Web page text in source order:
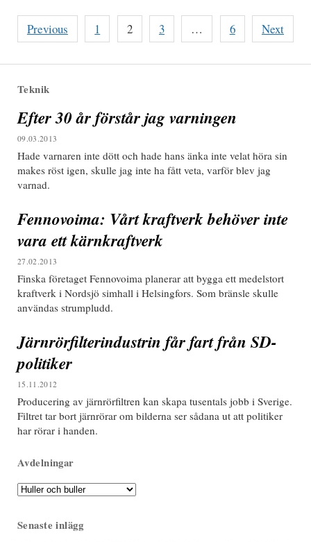
Teknik
Efter 30 år förstår jag varningen
09.03.2013
Hade varnaren inte dött och hade hans änka inte velat höra sin
makes röst igen, skulle jag inte ha fått veta, varför blev jag
varnad.
Fennovoima: Vårt kraftverk behöver inte
vara ett kärnkraftverk
27.02.2013
Finska företaget Fennovoima planerar att bygga ett medelstort
kraftverk i Nordsjö simhall i Helsingfors. Som bränsle skulle
användas strumpludd.
Järnrörfilterindustrin får fart från SD-
politiker
15.11.2012
Producering av järnrörfiltren kan skapa tusentals jobb i Sverige.
Filtret tar bort järnrörar om bilderna ser sådana ut att politiker
har rörar i handen.
Avdelningar
Avdelningar
Senaste inlägg
Posts
pagination
Previous 1 2 3 … 6 Next